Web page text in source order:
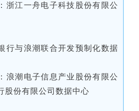
浙江一舟电子科技股份有限公
行与浪潮联合开发预制化数据
浪潮电子信息产业股份有限公
股份有限公司数据中心